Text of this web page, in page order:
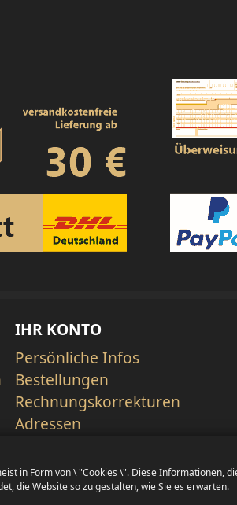
IHR KONTO
Persönliche Infos
Bestellungen
Rechnungskorrekturen
Adressen
in Form von \ "Cookies \". Diese Informationen,
die Website so zu gestalten, wie Sie es erwarten.